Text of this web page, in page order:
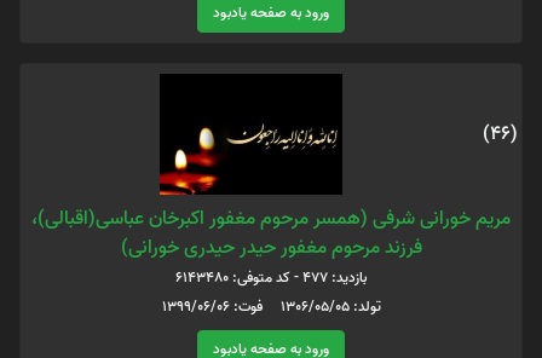
ورود به صفحه یادبود
(46)
مریم خورانی شرفی (همسر مرحوم مغفور اکبرخان عباسی(اقبالی)،
فرزند مرحوم مغفور حیدر حیدری خورانی)
بازدید: 477 - کد متوفی: 6143480
تولد: 1306/05/05 فوت: 1399/06/06
ورود به صفحه یادبود